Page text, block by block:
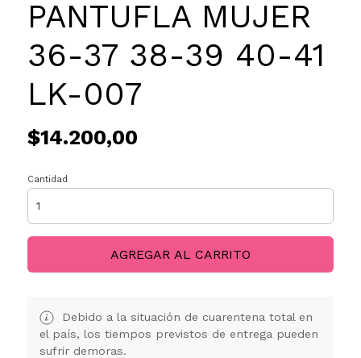
PANTUFLA MUJER
36-37 38-39 40-41
LK-007
$14.200,00
Cantidad
AGREGAR AL CARRITO
Debido a la situación de cuarentena total en
el país, los tiempos previstos de entrega pueden
sufrir demoras.